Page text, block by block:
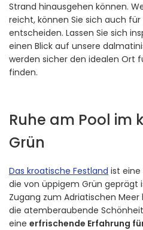
Strand hinausgehen können.
reicht, können Sie sich auch für
entscheiden. Lassen Sie sich
einen Blick auf unsere
werden sicher den idealen Ort
finden.
Ruhe am Pool im
Grün
Das kroatische Festland ist eine
die von üppigem Grün geprägt
Zugang zum Adriatischen
die atemberaubende
eine erfrischende Erfahrung